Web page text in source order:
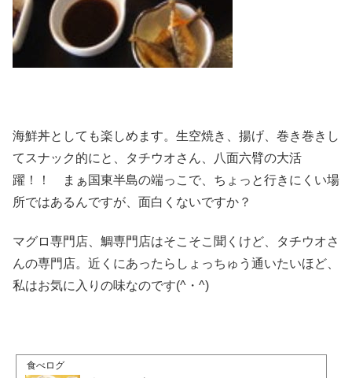
海鮮丼としても楽しめます。生空焼き、揚げ、巻き巻きし
てスナック的にと、タチウオさん、八面六臂の大活
躍！！ まぁ国東半島の端っこで、ちょっと行きにくい場
所ではあるんですが、面白くないですか？
マグロ専門店、鯛専門店はそこそこ聞くけど、タチウオさ
んの専門店。近くにあったらしょっちゅう通いたいほど、
私はお気に入りの味なのです(^・^)
食べログ